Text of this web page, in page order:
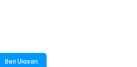
Beri Ulasan